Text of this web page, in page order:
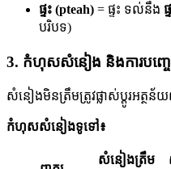
ផ្ទះ (pteah) = ផ្ទះ ទល់នឹង
បរិបទ)
3. កំហុសសំនៀង និងការបញ្
សំនៀងមិនត្រឹមត្រូវផ្លាស់ប្តូរអត្ថន័យ
កំហុសសំនៀងទូទៅ៖
សំនៀងត្រឹម